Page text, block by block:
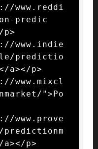
www.reddi
predic
www.indie
predictio
a></p>
www.mixcl
">Po
www.prove
predictionm
p>